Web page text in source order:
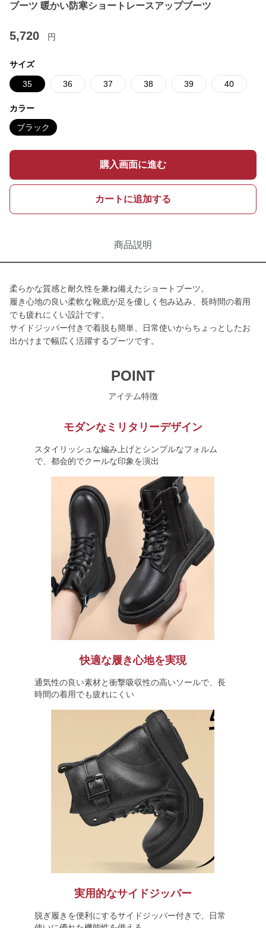
ブーツ 暖かい防寒ショートレースアップブーツ
5,720 円
サイズ
35 36 37 38 39 40
カラー
ブラック
購入画面に進む
カートに追加する
商品説明
柔らかな質感と耐久性を兼ね備えたショートブーツ。
履き心地の良い柔軟な靴底が足を優しく包み込み、長時間の着用
でも疲れにくい設計です。
サイドジッパー付きで着脱も簡単、日常使いからちょっとしたお
出かけまで幅広く活躍するブーツです。
POINT
アイテム特徴
モダンなミリタリーデザイン
スタイリッシュな編み上げとシンプルなフォルム
で、都会的でクールな印象を演出
快適な履き心地を実現
通気性の良い素材と衝撃吸収性の高いソールで、長
時間の着用でも疲れにくい
実用的なサイドジッパー
脱ぎ履きを便利にするサイドジッパー付きで、日常